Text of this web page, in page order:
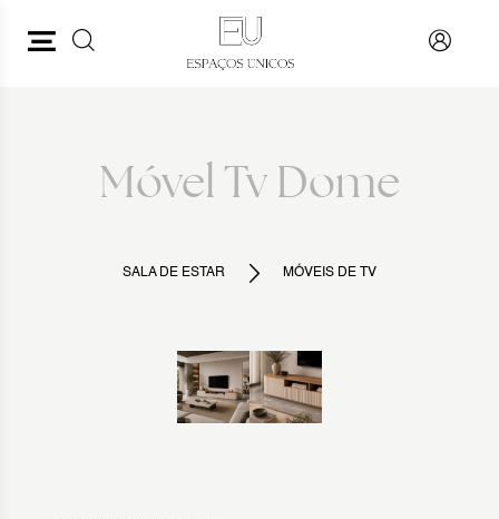
Móvel Tv Dome
SALA DE ESTAR MÓVEIS DE TV
PESQUISAR